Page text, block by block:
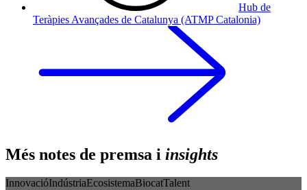
Hub de
Teràpies Avançades de Catalunya (ATMP Catalonia)
Més notes de premsa i insights
InnovacióIndústriaEcosistemaBiocatTalent